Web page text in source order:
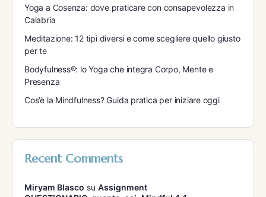
Yoga a Cosenza: dove praticare con consapevolezza in
Calabria
Meditazione: 12 tipi diversi e come scegliere quello giusto
per te
Bodyfulness®: lo Yoga che integra Corpo, Mente e
Presenza
Cos’è la Mindfulness? Guida pratica per iniziare oggi
Recent Comments
Miryam Blasco su Assignment